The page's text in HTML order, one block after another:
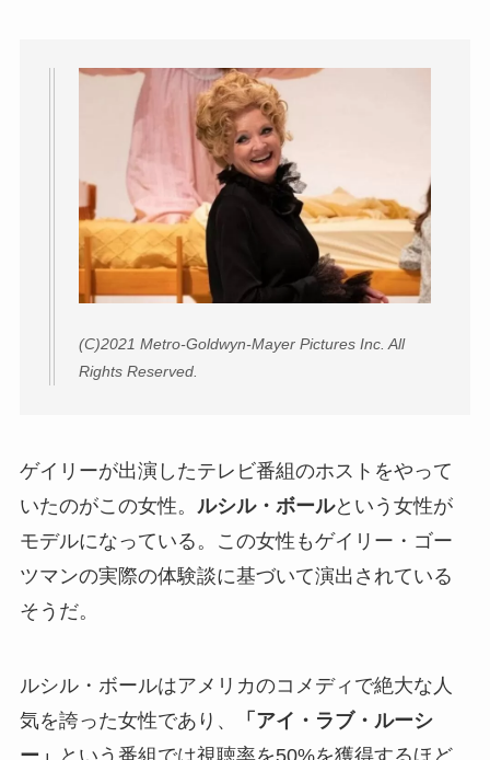
(C)2021 Metro-Goldwyn-Mayer Pictures Inc. All
Rights Reserved.
ゲイリーが出演したテレビ番組のホストをやって
いたのがこの女性。 ルシル・ボールという女性が
モデルになっている。この女性もゲイリー・ゴー
ツマンの実際の体験談に基づいて演出されている
そうだ。
ルシル・ボールはアメリカのコメディで絶大な人
気を誇った女性であり、
「アイ・ラブ・ルーシ